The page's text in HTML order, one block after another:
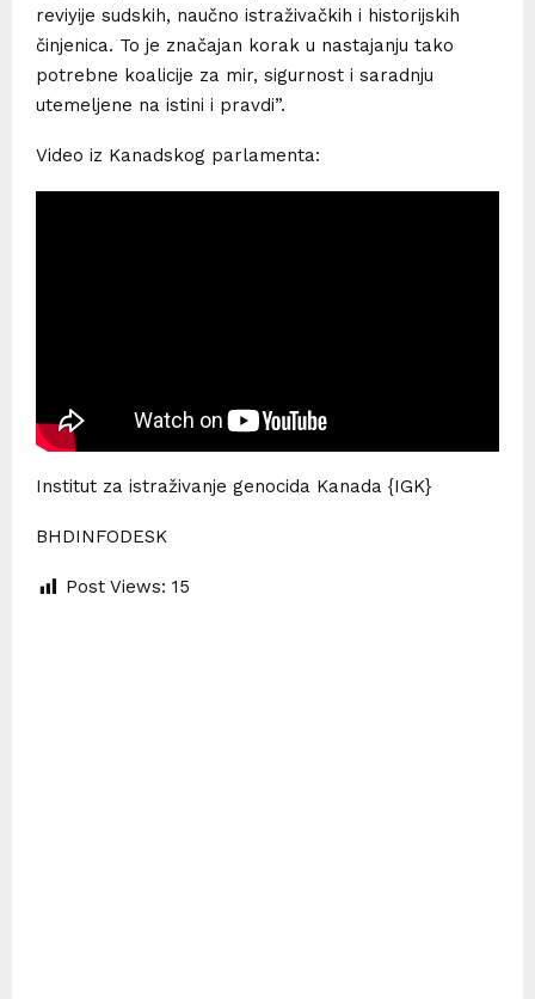
reviyije sudskih, naučno istraživačkih i historijskih
činjenica. To je značajan korak u nastajanju tako
potrebne koalicije za mir, sigurnost i saradnju
utemeljene na istini i pravdi”.
Video iz Kanadskog parlamenta:
Institut za istraživanje genocida Kanada {IGK}
BHDINFODESK
Post Views: 15